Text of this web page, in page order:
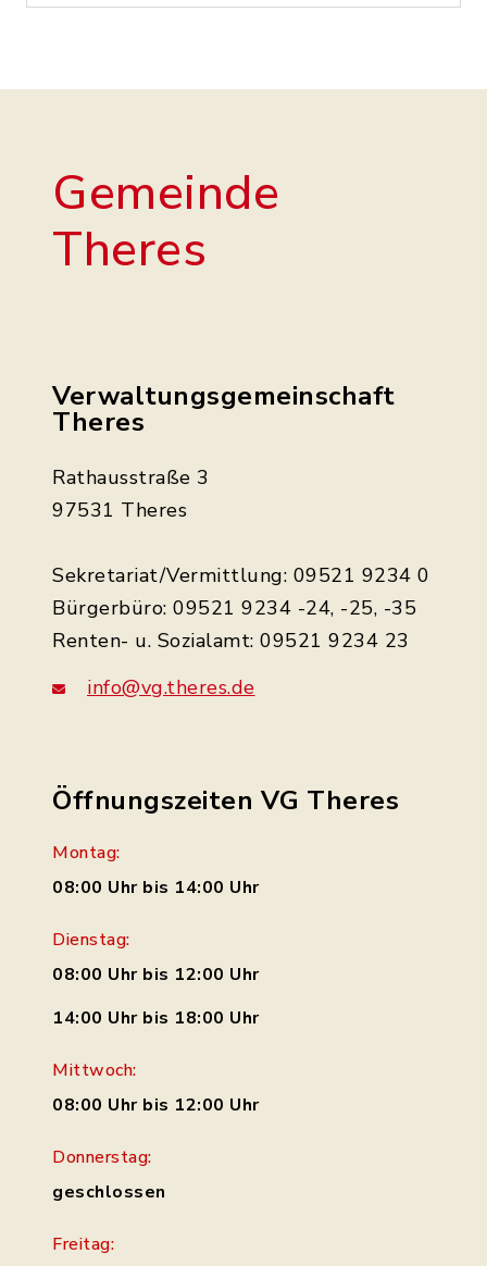
Gemeinde
Theres
Verwaltungsgemeinschaft
Theres
Rathausstraße 3
97531 Theres
Sekretariat/Vermittlung: 09521 9234 0
Bürgerbüro: 09521 9234 -24, -25, -35
Renten- u. Sozialamt: 09521 9234 23
info@vg.theres.de
Öffnungszeiten VG Theres
Montag:
08:00 Uhr bis 14:00 Uhr
Dienstag:
08:00 Uhr bis 12:00 Uhr
14:00 Uhr bis 18:00 Uhr
Mittwoch:
08:00 Uhr bis 12:00 Uhr
Donnerstag:
geschlossen
Freitag: